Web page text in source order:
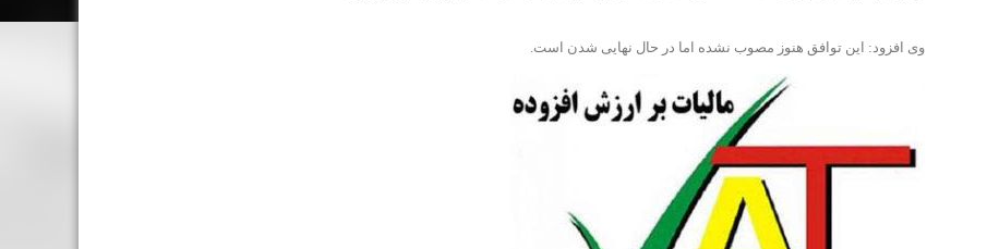
وی افزود: این توافق هنوز مصوب نشده اما در حال نهایی شدن است.